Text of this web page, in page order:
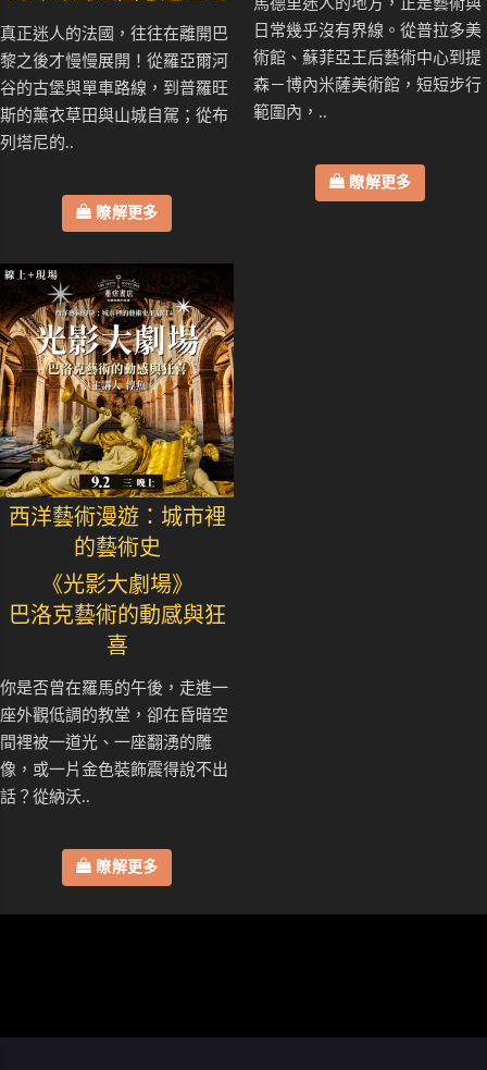
真正迷人的法國，往往在離開巴
黎之後才慢慢展開！從羅亞爾河
谷的古堡與單車路線，到普羅旺
斯的薰衣草田與山城自駕；從布
列塔尼的..
瞭解更多
日常幾乎沒有界線。從普拉多美
術館、蘇菲亞王后藝術中心到提
森－博內米薩美術館，短短步行
範圍內，..
瞭解更多
西洋藝術漫遊：城市裡
的藝術史
《光影大劇場》
巴洛克藝術的動感與狂
喜
你是否曾在羅馬的午後，走進一
座外觀低調的教堂，卻在昏暗空
間裡被一道光、一座翻湧的雕
像，或一片金色裝飾震得說不出
話？從納沃..
瞭解更多